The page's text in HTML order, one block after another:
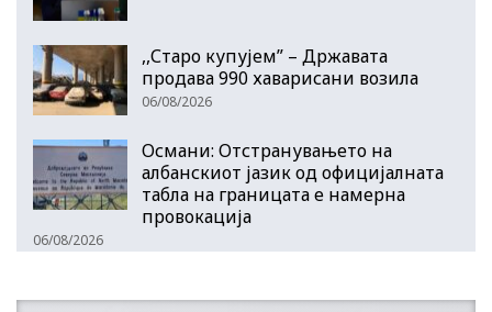
,,Старо купујем” – Државата
продава 990 хаварисани возила
06/08/2026
Османи: Отстранувањето на
албанскиот јазик од официјалната
табла на границата е намерна
провокација
06/08/2026